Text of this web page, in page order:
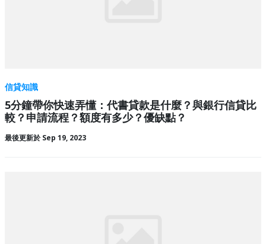
信貸知識
5分鐘帶你快速弄懂：代書貸款是什麼？與銀行信貸比
較？申請流程？額度有多少？優缺點？
最後更新於 Sep 19, 2023